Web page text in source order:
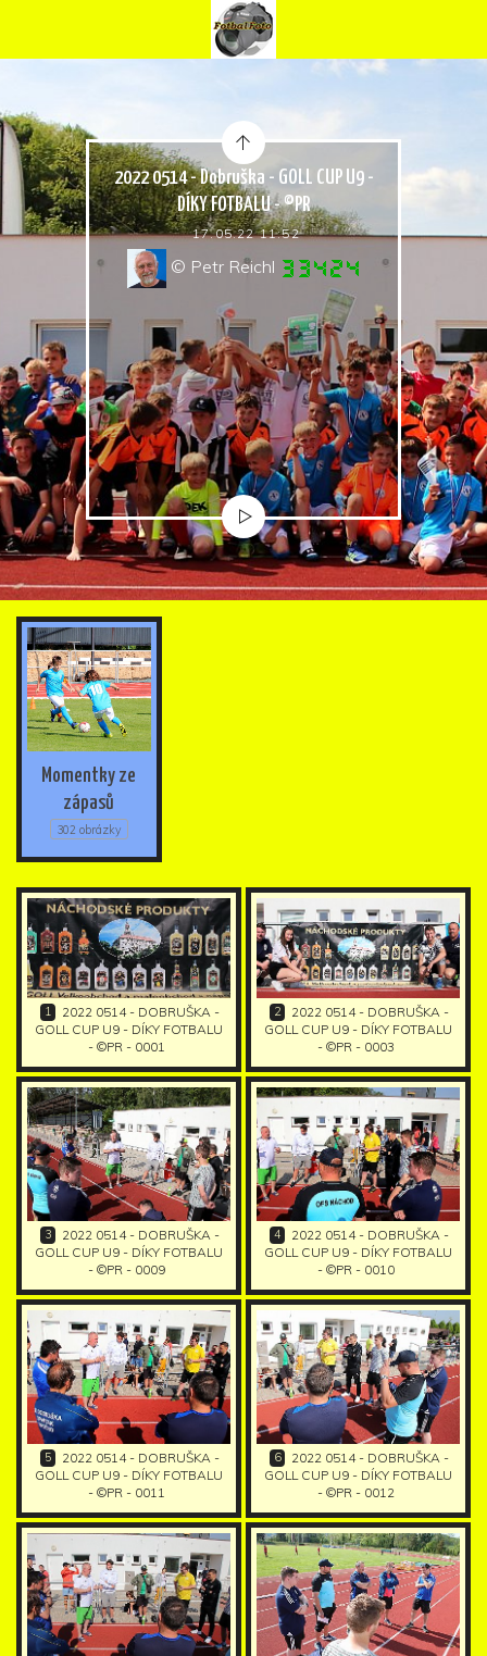
2022 0514 - Dobruška - GOLL CUP U9 -
DÍKY FOTBALU - ©PR
17.05.22 11:52
© Petr Reichl
Momentky ze
zápasů
302 obrázky
1
2022 0514 - DOBRUŠKA -
GOLL CUP U9 - DÍKY FOTBALU
- ©PR - 0001
2
2022 0514 - DOBRUŠKA -
GOLL CUP U9 - DÍKY FOTBALU
- ©PR - 0003
3
2022 0514 - DOBRUŠKA -
GOLL CUP U9 - DÍKY FOTBALU
- ©PR - 0009
4
2022 0514 - DOBRUŠKA -
GOLL CUP U9 - DÍKY FOTBALU
- ©PR - 0010
5
2022 0514 - DOBRUŠKA -
GOLL CUP U9 - DÍKY FOTBALU
- ©PR - 0011
6
2022 0514 - DOBRUŠKA -
GOLL CUP U9 - DÍKY FOTBALU
- ©PR - 0012